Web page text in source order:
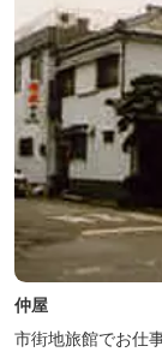
仲屋
市街地旅館でお仕